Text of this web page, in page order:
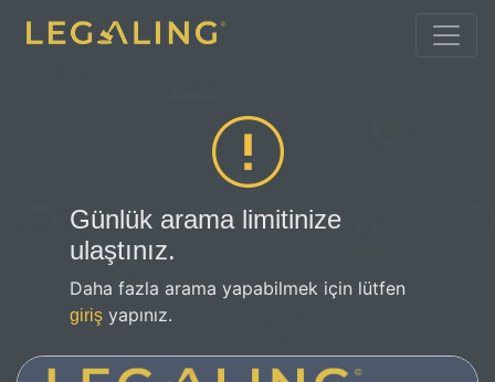
Günlük arama limitinize
ulaştınız.
Daha fazla arama yapabilmek için lütfen
giriş yapınız.